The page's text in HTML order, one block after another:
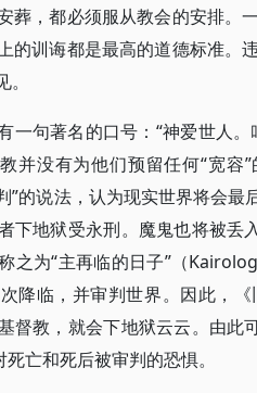
葬，都必须服从教会的安排。
的训诲都是最高的道德标准。
一句著名的口号：“神爱世人
并没有为他们预留任何“宽容
”的说法，认为现实世界将会
下地狱受永刑。魔鬼也将被丢
之为“主再临的日子”（
降临，并审判世界。因此，
督教，就会下地狱云云。由此
亡和死后被审判的恐惧。